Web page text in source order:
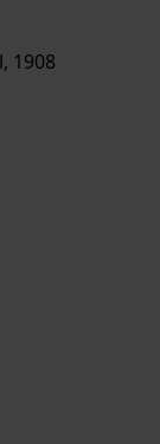
1908